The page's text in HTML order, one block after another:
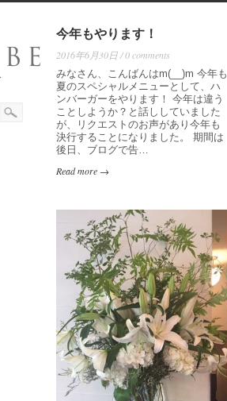
今年もやります！
2016年6月30日 / 0 comments
みなさん、こんばんはm(__)m 今年も
夏のスペシャルメニューとして、ハ
ンバーガーをやります！ 今年は違う
ことしようか？と話ししていました
が、リクエストのお声があり今年も
決行することになりました。 期間は
後日、ブログで告…
Read more →